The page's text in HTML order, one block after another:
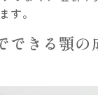
す。
できる顎の